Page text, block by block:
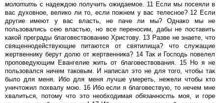
молотить с надеждою получить ожидаемое. 11 Если мы посеяли в
вас духовное, велико ли то, если пожнем у вас телесное? 12 Если
другие имеют у вас власть, не паче ли мы? Однако мы не
пользовались сею властью, но все переносим, дабы не поставить
какой преграды благовествованию Христову. 13 Разве не знаете, что
священнодействующие питаются от святилища? что служащие
жертвеннику берут долю от жертвенника? 14 Так и Господь повелел
проповедующим Евангелие жить от благовествования. 15 Но я не
пользовался ничем таковым. И написал это не для того, чтобы так
было для меня. Ибо для меня лучше умереть, нежели чтобы кто
уничтожил похвалу мою. 16 Ибо если я благовествую, то нечем мне
хвалиться, потому что это необходимая обязанность моя, и горе